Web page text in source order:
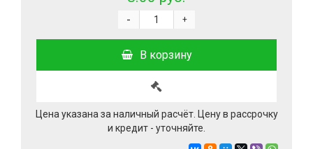
+
-
В корзину
Цена указана за наличный расчёт. Цену в рассрочку
и кредит - уточняйте.